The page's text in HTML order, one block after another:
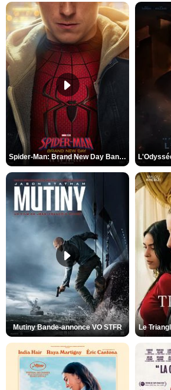
Spider-Man: Brand New Day Bande-annonce VO STFR
Mutiny Bande-annonce VO STFR Le